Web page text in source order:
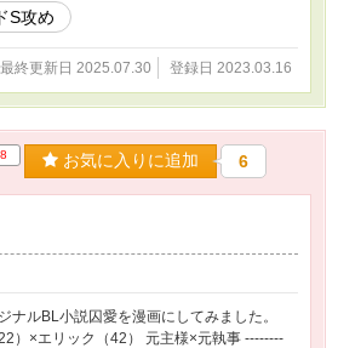
・ドS ・甘々
ドS攻め
最終更新日 2025.07.30 登録日 2023.03.16
お気に入りに追加 6
ナルBL小説囚愛を漫画にしてみました。
）×エリック（42） 元主様×元執事 --------